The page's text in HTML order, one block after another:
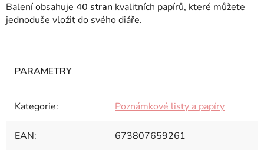
Balení obsahuje 40 stran kvalitních papírů, které můžete
jednoduše vložit do svého diáře.
Kategorie: Poznámkové listy a papíry
EAN: 673807659261